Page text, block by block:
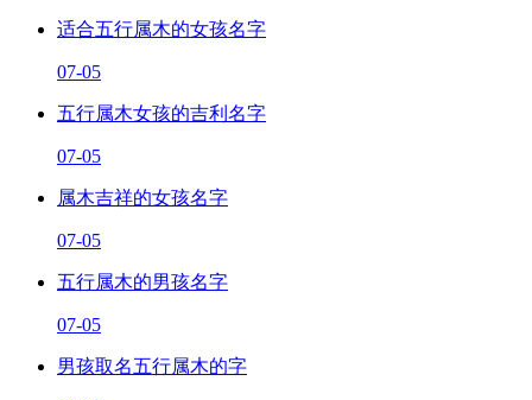
适合五行属木的女孩名字
07-05
五行属木女孩的吉利名字
07-05
属木吉祥的女孩名字
07-05
五行属木的男孩名字
07-05
男孩取名五行属木的字